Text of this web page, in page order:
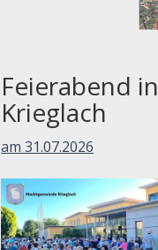
Feierabend in
Krieglach
am 31.07.2026